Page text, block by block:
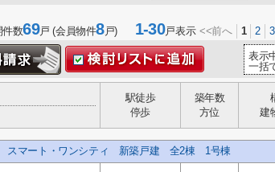
件数69戸 (会員物件8戸) 1-30戸表示 <<前へ 1 2 3
表示
一括
駅徒歩
停歩
築年数
方位
建
スマート・ワンシティ 新築戸建 全2棟 1号棟